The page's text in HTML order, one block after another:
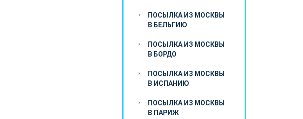
ПОСЫЛКА ИЗ МОСКВЫ
В БЕЛЬГИЮ
ПОСЫЛКА ИЗ МОСКВЫ
В БОРДО
ПОСЫЛКА ИЗ МОСКВЫ
В ИСПАНИЮ
ПОСЫЛКА ИЗ МОСКВЫ
В ПАРИЖ